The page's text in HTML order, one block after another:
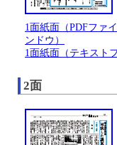
1面紙面（PDFファ
ンドウ）
1面紙面（テキスト
2面